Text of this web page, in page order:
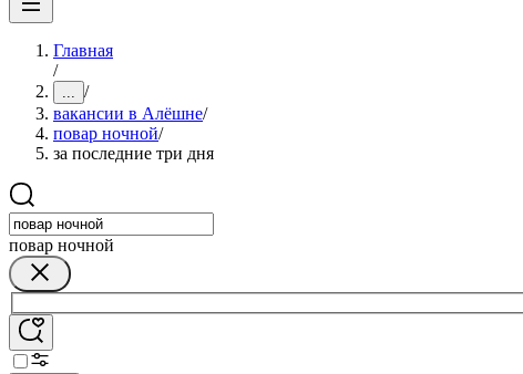
Главная
/
... /
вакансии в Алёшне/
повар ночной/
за последние три дня
повар ночной